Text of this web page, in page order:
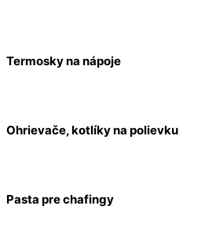
Termosky na nápoje
Ohrievače, kotlíky na polievku
Pasta pre chafingy